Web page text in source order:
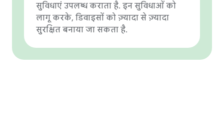
सुविधाएं उपलब्ध कराता है. इन सुविधाओं को
लागू करके, डिवाइसों को ज़्यादा से ज़्यादा
सुरक्षित बनाया जा सकता है.